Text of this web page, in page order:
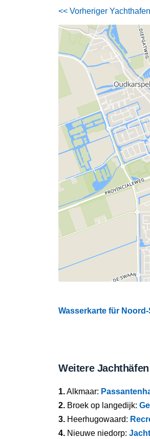
<< Vorheriger Yachthafen
Wasserkarte für
Weitere
1.Alkmaar:
2. Broek op langedijk:
3. Heerhugowaard:
4. Nieuwe niedorp: